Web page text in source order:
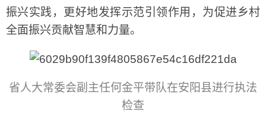
振兴实践，更好地发挥示范引领作用，为促进乡村
全面振兴贡献智慧和力量。
省人大常委会副主任何金平带队在安阳县进行执法
检查